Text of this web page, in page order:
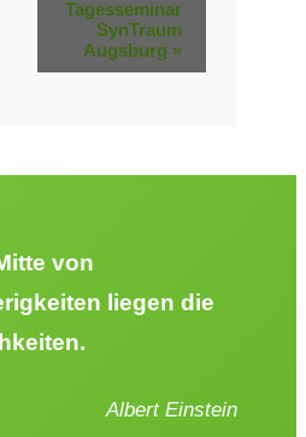
Tagesseminar
SynTraum
Augsburg »
von
liegen die
Albert Einstein